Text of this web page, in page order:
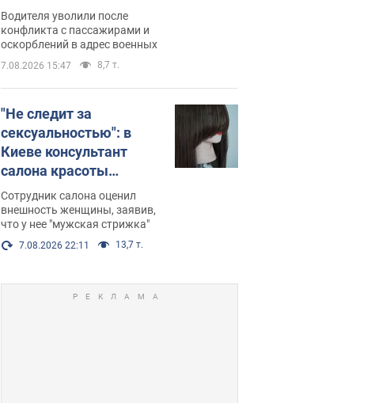
украинским военным и
поплатился за это.
Видео
Водителя уволили после
конфликта с пассажирами и
оскорблений в адрес военных
7.08.2026 15:47 8,7 т.
"Не следит за
сексуальностью": в
Киеве консультант
салона красоты
оскорбил женщину
после химиотерапии,
разгорелся скандал.
Фото
Сотрудник салона оценил
внешность женщины, заявив,
что у нее "мужская стрижка"
7.08.2026 22:11 13,7 т.